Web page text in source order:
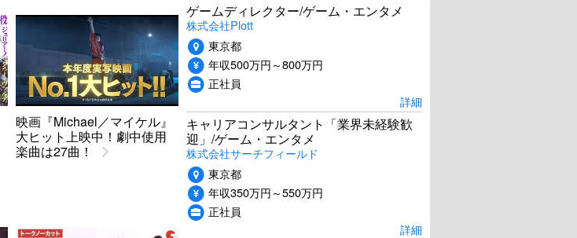
映画『Michael／マイケル』
大ヒット上映中！劇中使用
楽曲は27曲！
ゲームディレクター/ゲーム・エンタメ
株式会社Plott
東京都
年収500万円～800万円
正社員
詳細
キャリアコンサルタント「業界未経験歓
迎」/ゲーム・エンタメ
株式会社サーチフィールド
東京都
年収350万円～550万円
正社員
詳細